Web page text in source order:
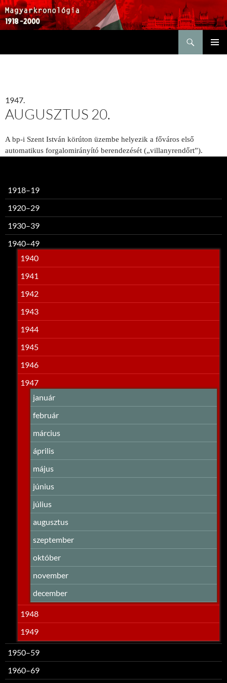
1947.
AUGUSZTUS 20.
A bp-i Szent István körúton üzembe helyezik a főváros első
automatikus forgalomirányító berendezését („villanyrendőrt”).
1918–19
1920–29
1930–39
1940–49
1940
1941
1942
1943
1944
1945
1946
1947
január
február
március
április
május
június
július
augusztus
szeptember
október
november
december
1948
1949
1950–59
1960–69